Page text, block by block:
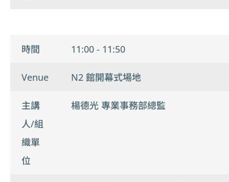
時間 11:00 - 11:50
Venue N2 館開幕式場地
主講
人/組
織單
位
楊德光 專業事務部總監